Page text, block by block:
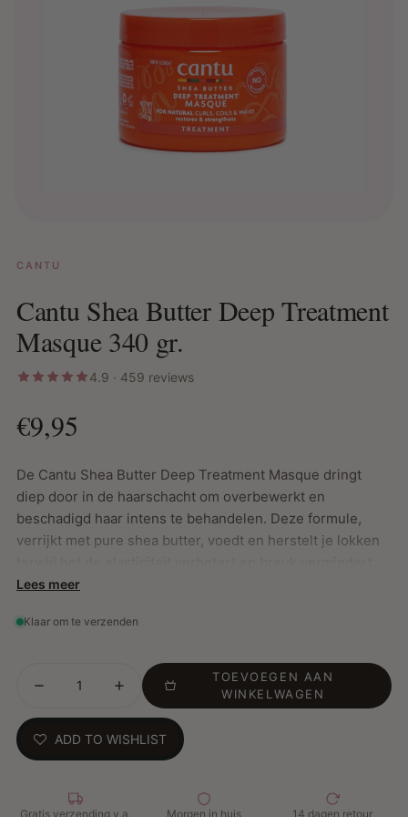
CANTU
Cantu Shea Butter Deep Treatment
Masque 340 gr.
4.9 · 459 reviews
€9,95
De Cantu Shea Butter Deep Treatment Masque dringt
diep door in de haarschacht om overbewerkt en
beschadigd haar intens te behandelen. Deze formule,
verrijkt met pure shea butter, voedt en herstelt je lokken
Speciaal ontwikkeld om je haar te revitaliseren zonder
voor gezond en veerkrachtig haar.
Belangrijkste Kenmerken:
Herstelt en versterkt: Geeft droog en beschadigd haar
zijn vitaliteit terug
Intensieve verzorging: Ideaal voor overbewerkt of
Vermindert breuk: Verhoogt de elasticiteit van je haar
Lees meer
Klaar om te verzenden
TOEVOEGEN AAN
WINKELWAGEN
ADD TO WISHLIST
Gratis verzending v.a.
Morgen in huis 14 dagen retour